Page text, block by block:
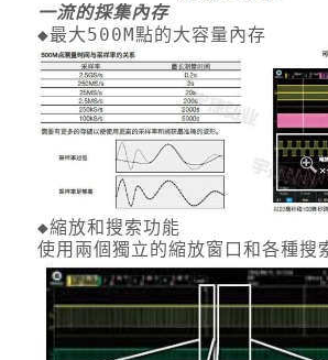
一流的採集內存
◆最大500M點的大容量內存
◆縮放和搜索功能
使用兩個獨立的縮放窗口和各種搜